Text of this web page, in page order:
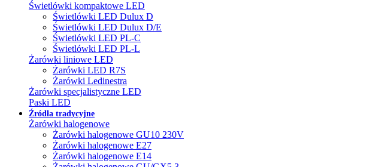
Świetlówki kompaktowe LED
Świetlówki LED Dulux D
Świetlówki LED Dulux D/E
Świetlówki LED PL-C
Świetlówki LED PL-L
Żarówki liniowe LED
Żarówki LED R7S
Żarówki Ledinestra
Żarówki specjalistyczne LED
Paski LED
Źródła tradycyjne
Żarówki halogenowe
Żarówki halogenowe GU10 230V
Żarówki halogenowe E27
Żarówki halogenowe E14